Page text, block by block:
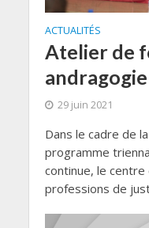
ACTUALITÉS
Atelier de
andragogie
29 juin 2021
Dans le cadre de
programme
continue, le
professions de